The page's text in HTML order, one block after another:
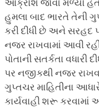
આક્રોશ જોવા મળ્યો
હુમલા બાદ ભારતે
કરી દીધી છે અને સરહદ
નજર રાખવામાં આવી
પોતાની સતર્કતા
પર નજીકથી નજર
ગુપ્તચર માહિતીના
કાર્યવાહી શરૂ